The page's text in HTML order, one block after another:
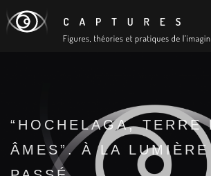
“HOCHELAGA, TERRE
ÂMES”. À LA